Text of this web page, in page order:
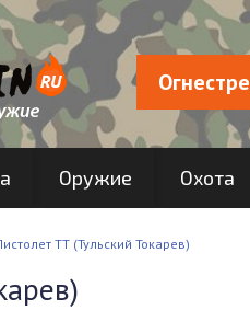
Оружие Охота
ТТ (Тульский Токарев)